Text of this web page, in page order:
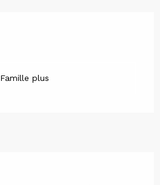
Famille plus